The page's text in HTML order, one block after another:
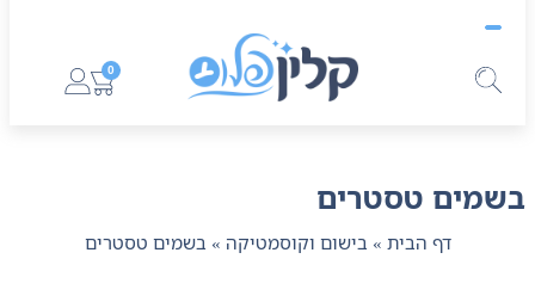
0
בשמים טסטרים
דף הבית » בישום וקוסמטיקה » בשמים טסטרים